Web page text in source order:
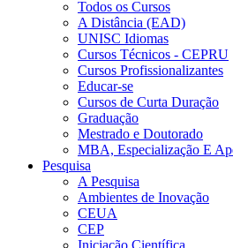
Todos os Cursos
A Distância (EAD)
UNISC Idiomas
Cursos Técnicos - CEPRU
Cursos Profissionalizantes
Educar-se
Cursos de Curta Duração
Graduação
Mestrado e Doutorado
MBA, Especialização E
Pesquisa
A Pesquisa
Ambientes de Inovação
CEUA
CEP
Iniciação Científica